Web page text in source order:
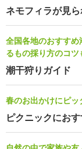
ネモフィラが見
全国各地のおすす
るもの採り方のコツ
潮干狩りガイド
春のお出かけにピッ
ピクニックにお